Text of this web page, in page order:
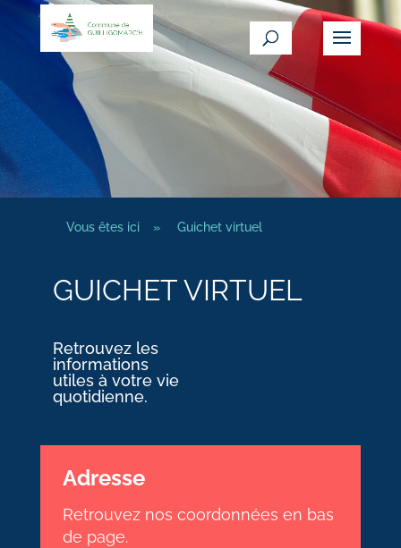
Vous êtes ici » Guichet virtuel
GUICHET VIRTUEL
Retrouvez les
informations
utiles à votre vie
quotidienne.
Adresse
Retrouvez nos coordonnées en bas
de page.